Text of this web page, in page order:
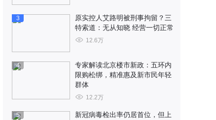
3
原实控人艾路明被刑事拘留？三
特索道：无从知晓 经营一切正常
12.6万
4
专家解读北京楼市新政：五环内
限购松绑，精准惠及新市民年轻
群体
12.2万
5
新冠病毒检出率仍居首位，但上